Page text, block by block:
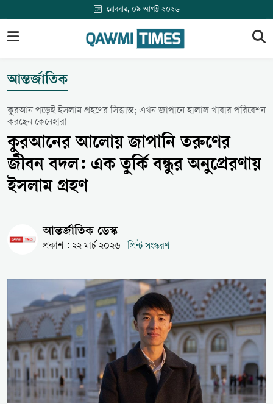
রোববার, ০৯ আগস্ট ২০২৬
আন্তর্জাতিক
কুরআন পড়েই ইসলাম গ্রহণের সিদ্ধান্ত; এখন জাপানে হালাল খাবার পরিবেশন
করছেন কেনেহারা
কুরআনের আলোয় জাপানি তরুণের
জীবন বদল: এক তুর্কি বন্ধুর অনুপ্রেরণায়
ইসলাম গ্রহণ
আন্তর্জাতিক ডেস্ক
প্রকাশ : ২২ মার্চ ২০২৬ প্রিন্ট সংস্করণ